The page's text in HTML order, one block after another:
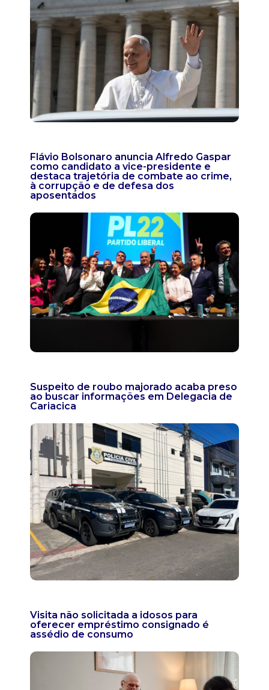
Flávio Bolsonaro anuncia Alfredo Gaspar
como candidato a vice-presidente e
destaca trajetória de combate ao crime,
à corrupção e de defesa dos
aposentados
Suspeito de roubo majorado acaba preso
ao buscar informações em Delegacia de
Cariacica
Visita não solicitada a idosos para
oferecer empréstimo consignado é
assédio de consumo